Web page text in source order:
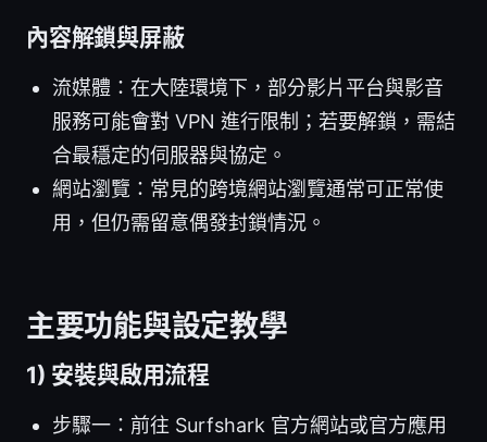
內容解鎖與屏蔽
流媒體：在大陸環境下，部分影片平台與影音
服務可能會對 VPN 進行限制；若要解鎖，需結
合最穩定的伺服器與協定。
網站瀏覽：常見的跨境網站瀏覽通常可正常使
用，但仍需留意偶發封鎖情況。
主要功能與設定教學
1) 安裝與啟用流程
步驟一：前往 Surfshark 官方網站或官方應用